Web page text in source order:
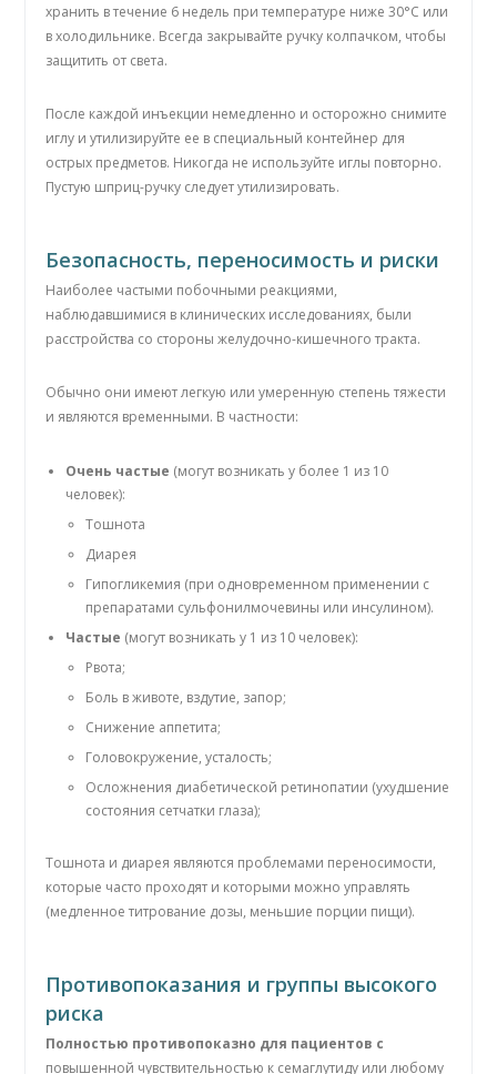
хранить в течение 6 недель при температуре ниже 30°C или
в холодильнике. Всегда закрывайте ручку колпачком, чтобы
защитить от света.
После каждой инъекции немедленно и осторожно снимите
иглу и утилизируйте ее в специальный контейнер для
острых предметов. Никогда не используйте иглы повторно.
Пустую шприц-ручку следует утилизировать.
Безопасность, переносимость и риски
Наиболее частыми побочными реакциями,
наблюдавшимися в клинических исследованиях, были
расстройства со стороны желудочно-кишечного тракта.
Обычно они имеют легкую или умеренную степень тяжести
и являются временными. В частности:
Очень частые (могут возникать у более 1 из 10
человек):
Тошнота
Диарея
Гипогликемия (при одновременном применении с
препаратами сульфонилмочевины или инсулином).
Частые (могут возникать у 1 из 10 человек):
Рвота;
Боль в животе, вздутие, запор;
Снижение аппетита;
Головокружение, усталость;
Осложнения диабетической ретинопатии (ухудшение
состояния сетчатки глаза);
Тошнота и диарея являются проблемами переносимости,
которые часто проходят и которыми можно управлять
(медленное титрование дозы, меньшие порции пищи).
Противопоказания и группы высокого
риска
Полностью противопоказно для пациентов с
повышенной чувствительностью к семаглутиду или любому